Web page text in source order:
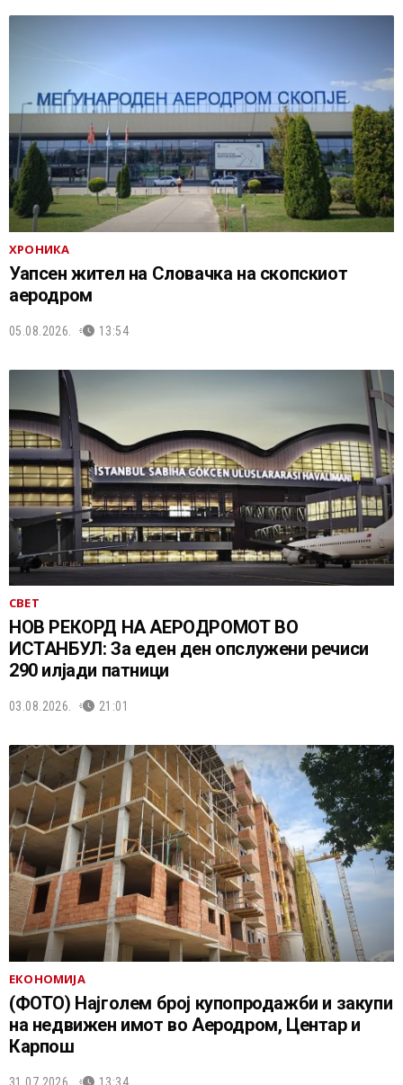
ХРОНИКА
Уапсен жител на Словачка на скопскиот
аеродром
05.08.2026. 13:54
СВЕТ
НОВ РЕКОРД НА АЕРОДРОМОТ ВО
ИСТАНБУЛ: За еден ден опслужени речиси
290 илјади патници
03.08.2026. 21:01
ЕКОНОМИЈА
(ФОТО) Најголем број купопродажби и закупи
на недвижен имот во Аеродром, Центар и
Карпош